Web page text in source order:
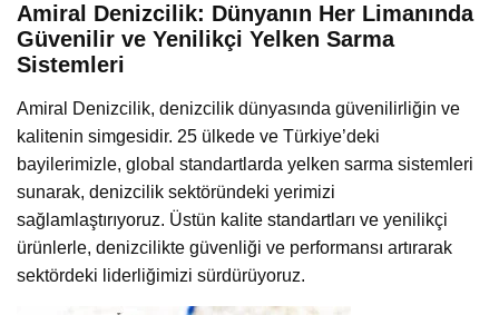
Amiral Denizcilik: Dünyanın Her Limanında
Güvenilir ve Yenilikçi Yelken Sarma
Sistemleri
Amiral Denizcilik, denizcilik dünyasında güvenilirliğin ve
kalitenin simgesidir. 25 ülkede ve Türkiye’deki
bayilerimizle, global standartlarda yelken sarma sistemleri
sunarak, denizcilik sektöründeki yerimizi
sağlamlaştırıyoruz. Üstün kalite standartları ve yenilikçi
ürünlerle, denizcilikte güvenliği ve performansı artırarak
sektördeki liderliğimizi sürdürüyoruz.